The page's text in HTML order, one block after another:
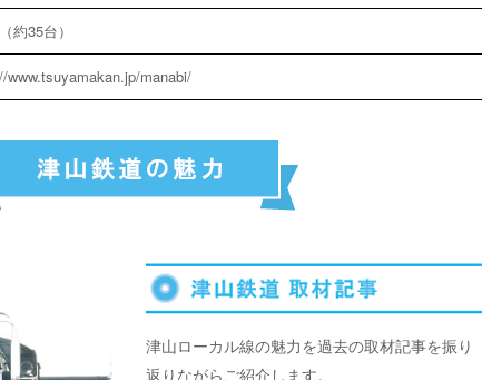
約35台）
www.tsuyamakan.jp/manabi/
津山ローカル線の魅力を過去の取材記事を振り
返りながらご紹介します。